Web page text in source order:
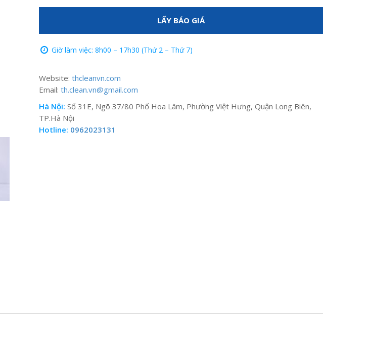
LẤY BÁO GIÁ
Giờ làm việc: 8h00 – 17h30 (Thứ 2 – Thứ 7)
Website:thcleanvn.com
Email:th.clean.vn@gmail.com
Hà Nội: Số 31E, Ngõ 37/80 Phố Hoa Lâm, Phường Việt Hưng, Quận Long Biên,
TP.Hà Nội
Hotline: 0962023131